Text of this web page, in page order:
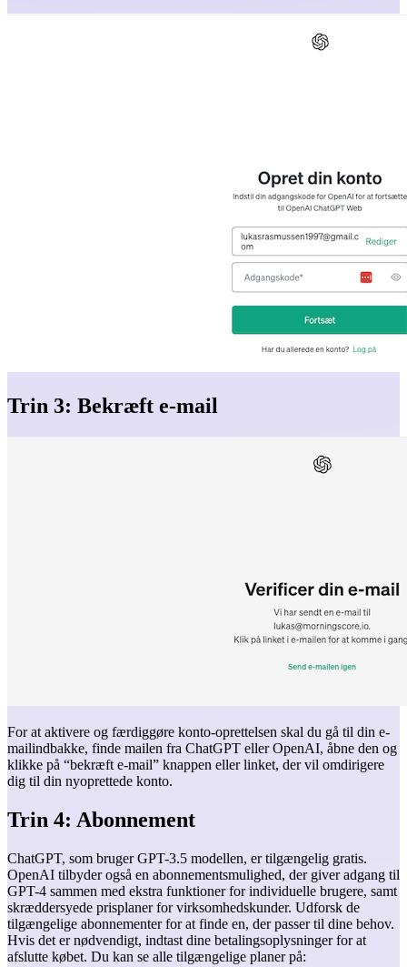
Trin 3: Bekræft e-mail
For at aktivere og færdiggøre konto-oprettelsen skal du gå til din e-
mailindbakke, finde mailen fra ChatGPT eller OpenAI, åbne den og
klikke på “bekræft e-mail” knappen eller linket, der vil omdirigere
dig til din nyoprettede konto.
Trin 4: Abonnement
ChatGPT, som bruger GPT-3.5 modellen, er tilgængelig gratis.
OpenAI tilbyder også en abonnementsmulighed, der giver adgang til
GPT-4 sammen med ekstra funktioner for individuelle brugere, samt
skræddersyede prisplaner for virksomhedskunder. Udforsk de
tilgængelige abonnementer for at finde en, der passer til dine behov.
Hvis det er nødvendigt, indtast dine betalingsoplysninger for at
afslutte købet. Du kan se alle tilgængelige planer på: